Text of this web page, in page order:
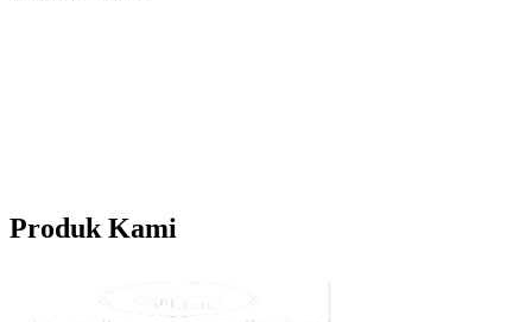
Produk Kami